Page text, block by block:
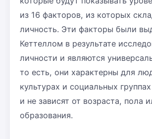
из 16 факторов, из которых
личность. Эти факторы были
Кеттеллом в результате
личности и являются
то есть, они характерны для
культурах и социальных группах
и не зависят от возраста, пола
образования.